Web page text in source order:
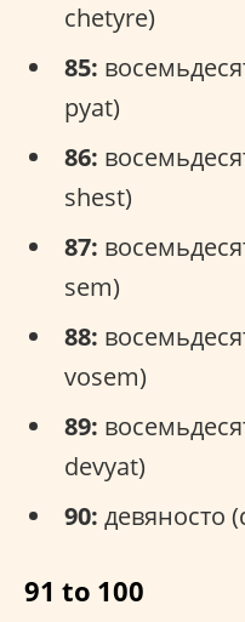
chetyre)
85:
pyat)
86:
shest)
87:
sem)
88:
vosem)
89:
devyat)
90: девяносто
91 to 100